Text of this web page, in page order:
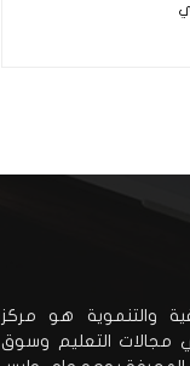
والتنموية هو مركز
مجالات التعليم وسوق